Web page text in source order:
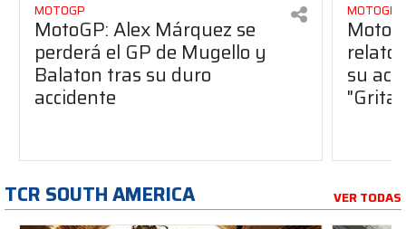
MOTOGP
MotoGP: Alex Márquez se
perderá el GP de Mugello y
Balaton tras su duro
accidente
MOTOGP
relato
su
TCR SOUTH AMERICA VER TODAS